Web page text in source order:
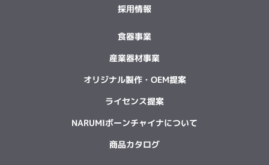
採用情報
食器事業
産業器材事業
オリジナル製作・OEM提案
ライセンス提案
NARUMIボーンチャイナについて
商品カタログ